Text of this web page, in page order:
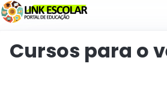
Link
Cursos para o